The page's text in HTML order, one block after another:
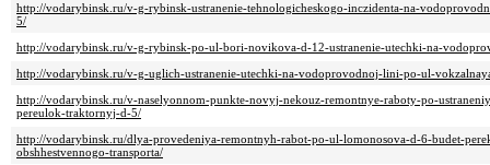
http://vodarybinsk.ru/v-g-rybinsk-ustranenie-tehnologicheskogo-inczidenta-na-
5/
http://vodarybinsk.ru/v-g-rybinsk-po-ul-bori-novikova-d-12-ustranenie-utechki-na-
http://vodarybinsk.ru/v-g-uglich-ustranenie-utechki-na-vodoprovodnoj-lini-po-ul-
http://vodarybinsk.ru/v-naselyonnom-punkte-novyj-nekouz-remontnye-raboty-po-
pereulok-traktornyj-d-5/
http://vodarybinsk.ru/dlya-provedeniya-remontnyh-rabot-po-ul-lomonosova-d-6-budet-
obshhestvennogo-transporta/